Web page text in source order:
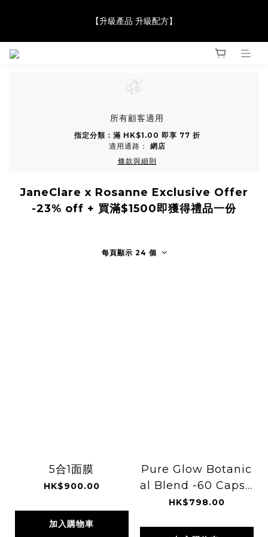
Award 勇奪金獎】
【升級產品 升級配方】
【JaneClare 康膚薈在iida Award Milan 2024 Professional
所有顧客適用
指定分類：滿 HK$1.00 即享 77 折
適用通路： 網店
條款與細則
JaneClare x Rosanne Exclusive Offer
-23% off + 買滿$1500即獲得禮品一份
每頁顯示 24 個
5合1面膜
HK$900.00
加入購物車
Pure Glow Botanic
al Blend -60 Capsu
les
HK$798.00